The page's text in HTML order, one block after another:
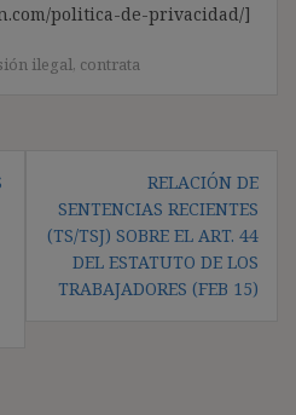
politica-de-privacidad/]
ilegal, contrata
RELACIÓN DE
SENTENCIAS RECIENTES
(TS/TSJ) SOBRE EL ART. 44
DEL ESTATUTO DE LOS
TRABAJADORES (FEB 15)